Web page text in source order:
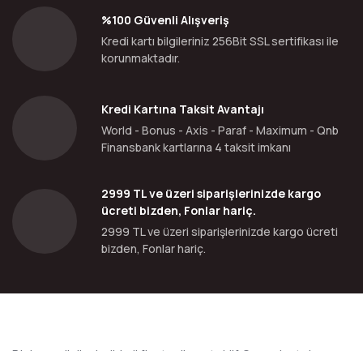
%100 Güvenli Alışveriş
Kredi kartı bilgileriniz 256Bit SSL sertifikası ile
korunmaktadır.
Kredi Kartına Taksit Avantajı
World - Bonus - Axis - Paraf - Maximum - Qnb
Finansbank kartlarına 4 taksit imkanı
2999 TL ve üzeri siparişlerinizde kargo
ücreti bizden, Fonlar hariç.
2999 TL ve üzeri siparişlerinizde kargo ücreti
bizden, Fonlar hariç.